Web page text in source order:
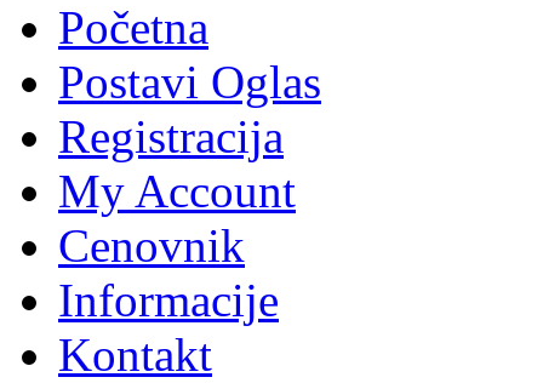
Početna
Postavi Oglas
Registracija
My Account
Cenovnik
Informacije
Kontakt